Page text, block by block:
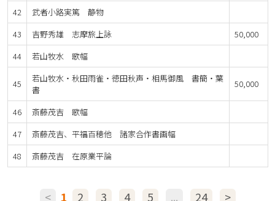
42
武者小路実篤 静物
43
吉野秀雄 志摩旅上詠
50,000
44
若山牧水 歌幅
45
若山牧水・秋田雨雀・徳田秋声・相馬御風 書簡・葉
書
50,000
46
斎藤茂吉 歌幅
47
斎藤茂吉、平福百穂他 諸家合作書画幅
48
斎藤茂吉 在原業平論
< 1 2 3 4 5 ... 24 >